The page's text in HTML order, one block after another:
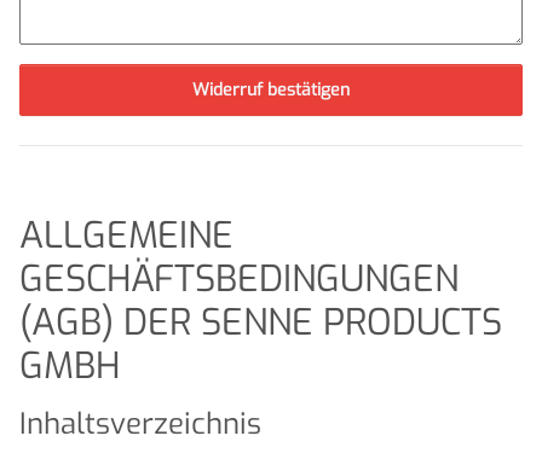
Widerruf bestätigen
ALLGEMEINE
GESCHÄFTSBEDINGUNGEN
(AGB) DER SENNE PRODUCTS
GMBH
Inhaltsverzeichnis